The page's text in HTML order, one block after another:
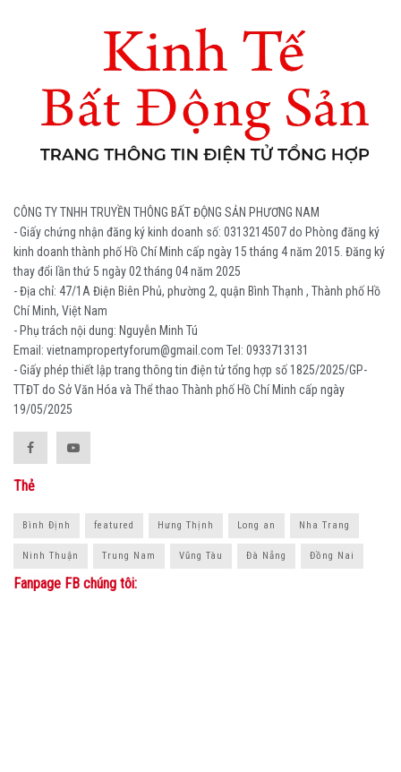
CÔNG TY TNHH TRUYỀN THÔNG BẤT ĐỘNG SẢN PHƯƠNG NAM
- Giấy chứng nhận đăng ký kinh doanh số: 0313214507 do Phòng đăng ký
kinh doanh thành phố Hồ Chí Minh cấp ngày 15 tháng 4 năm 2015. Đăng ký
thay đổi lần thứ 5 ngày 02 tháng 04 năm 2025
- Địa chỉ: 47/1A Điện Biên Phủ, phường 2, quận Bình Thạnh , Thành phố Hồ
Chí Minh, Việt Nam
- Phụ trách nội dung: Nguyễn Minh Tú
Email: vietnampropertyforum@gmail.com Tel: ‭0933713131
- Giấy phép thiết lập trang thông tin điện tử tổng hợp số 1825/2025/GP-
TTĐT do Sở Văn Hóa và Thể thao Thành phố Hồ Chí Minh cấp ngày
19/05/2025
Thẻ
Bình Định featured Hưng Thịnh Long an Nha Trang
Ninh Thuận Trung Nam Vũng Tàu Đà Nẵng Đồng Nai
Fanpage FB chúng tôi: